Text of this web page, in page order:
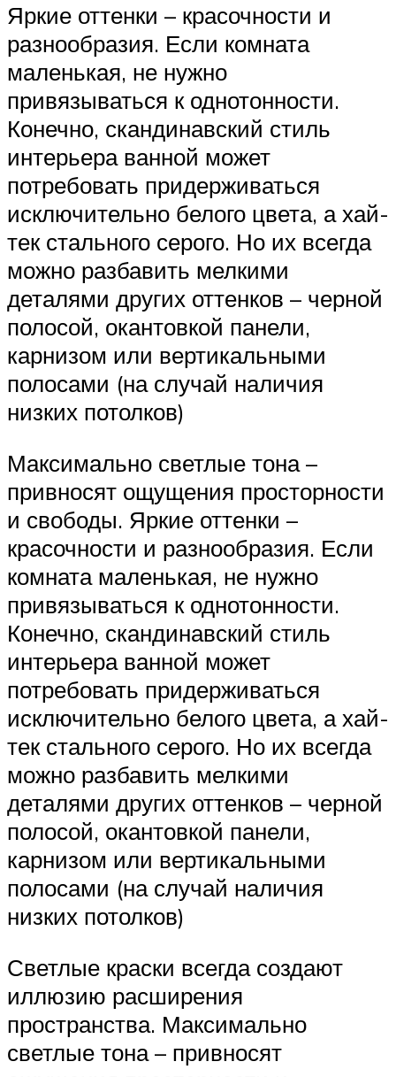
Яркие оттенки – красочности и
разнообразия. Если комната
маленькая, не нужно
привязываться к однотонности.
Конечно, скандинавский стиль
интерьера ванной может
потребовать придерживаться
исключительно белого цвета, а хай-
тек стального серого. Но их всегда
можно разбавить мелкими
деталями других оттенков – черной
полосой, окантовкой панели,
карнизом или вертикальными
полосами (на случай наличия
низких потолков)
Максимально светлые тона –
привносят ощущения просторности
и свободы. Яркие оттенки –
красочности и разнообразия. Если
комната маленькая, не нужно
привязываться к однотонности.
Конечно, скандинавский стиль
интерьера ванной может
потребовать придерживаться
исключительно белого цвета, а хай-
тек стального серого. Но их всегда
можно разбавить мелкими
деталями других оттенков – черной
полосой, окантовкой панели,
карнизом или вертикальными
полосами (на случай наличия
низких потолков)
Светлые краски всегда создают
иллюзию расширения
пространства. Максимально
светлые тона – привносят